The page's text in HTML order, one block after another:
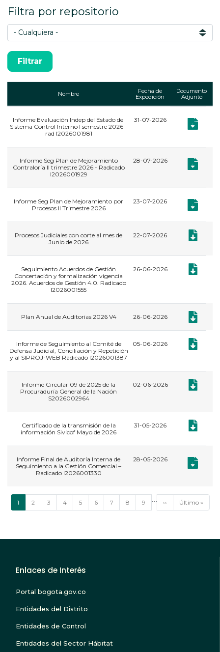
Filtra por repositorio
Nombre
Fecha de
Expedición
Documento
Adjunto
Informe Evaluación Indep del Estado del
Sistema Control Interno I semestre 2026 -
rad I2026001981
31-07-2026 ,
Informe Seg Plan de Mejoramiento
Contraloría II trimestre 2026 - Radicado
I2026001929
28-07-2026 ,
Informe Seg Plan de Mejoramiento por
Procesos II Trimestre 2026
23-07-2026 ,
Procesos Judiciales con corte al mes de
Junio de 2026
22-07-2026
Seguimiento Acuerdos de Gestión
Concertación y formalización vigencia
2026. Acuerdos de Gestión 4.0. Radicado
I2026001555
26-06-2026
Plan Anual de Auditorias 2026 V4 26-06-2026
Informe de Seguimiento al Comité de
Defensa Judicial, Conciliación y Repetición
y al SIPROJ-WEB Radicado I2026001387
05-06-2026
Informe Circular 09 de 2025 de la
Procuraduría General de la Nación
S2026002964
02-06-2026
Certificado de la transmisión de la
información Sivicof Mayo de 2026
31-05-2026
Informe Final de Auditoría Interna de
Seguimiento a la Gestión Comercial –
Radicado I2026001330
28-05-2026 ,
Paginación
Página
actual
1 Página
2 Página
3 Página
4 Página
5 Página
6 Página
7 Página
8 Página
9 …
Siguiente
página
››
Última
página
Último »
Enlaces de Interés
Portal bogota.gov.co
Entidades del Distrito
Entidades de Control
Entidades del Sector Hábitat